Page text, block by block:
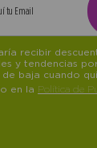
recibir
y tendencias
de baja cuando
en la Política de